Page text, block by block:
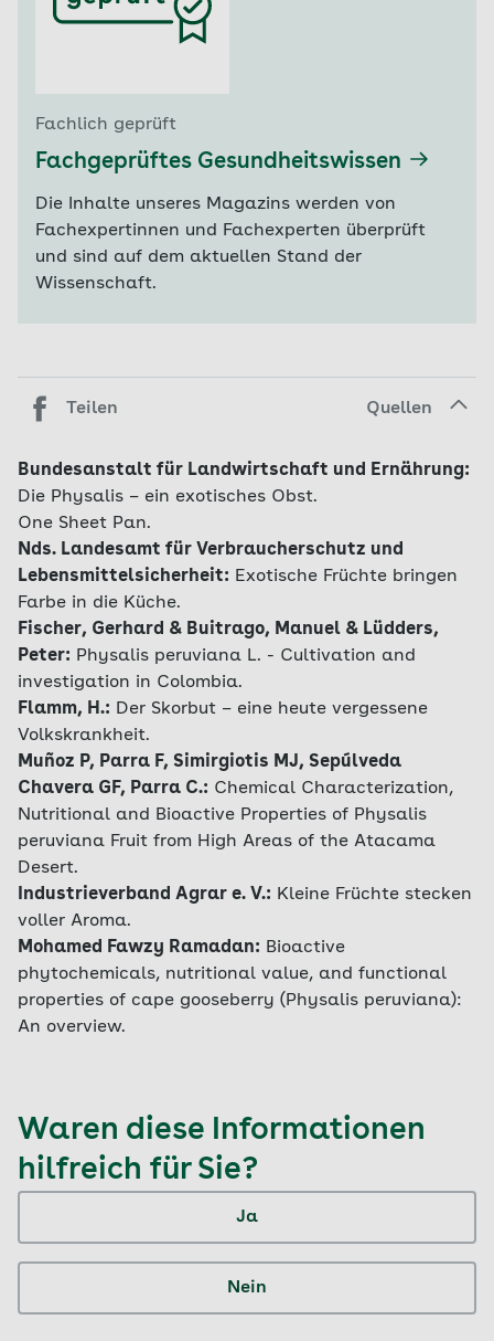
Fachlich geprüft
Fachgeprüftes Gesundheitswissen
Die Inhalte unseres Magazins werden von
Fachexpertinnen und Fachexperten überprüft
und sind auf dem aktuellen Stand der
Wissenschaft.
Teilen Quellen
Bundesanstalt für Landwirtschaft und Ernährung:
Die Physalis – ein exotisches Obst.
One Sheet Pan.
Nds. Landesamt für Verbraucherschutz und
Lebensmittelsicherheit: Exotische Früchte bringen
Farbe in die Küche.
Fischer, Gerhard & Buitrago, Manuel & Lüdders,
Peter: Physalis peruviana L. - Cultivation and
investigation in Colombia.
Flamm, H.: Der Skorbut – eine heute vergessene
Volkskrankheit.
Muñoz P, Parra F, Simirgiotis MJ, Sepúlveda
Chavera GF, Parra C.: Chemical Characterization,
Nutritional and Bioactive Properties of Physalis
peruviana Fruit from High Areas of the Atacama
Desert.
Industrieverband Agrar e. V.: Kleine Früchte stecken
voller Aroma.
Mohamed Fawzy Ramadan: Bioactive
phytochemicals, nutritional value, and functional
properties of cape gooseberry (Physalis peruviana):
An overview.
Waren diese Informationen
hilfreich für Sie?
Ja
Nein